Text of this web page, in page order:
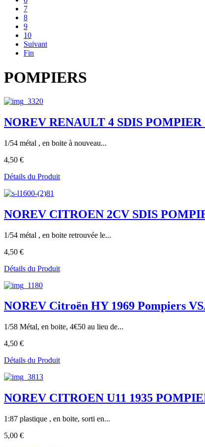
7
8
9
10
Suivant
Fin
POMPIERS
NOREV RENAULT 4 SDIS POMPIER
1/54 métal , en boite à nouveau...
4,50 €
Détails du Produit
NOREV CITROEN 2CV SDIS
1/54 métal , en boite retrouvée le...
4,50 €
Détails du Produit
NOREV Citroën HY 1969 Pompiers
1/58 Métal, en boite, 4€50 au lieu de...
4,50 €
Détails du Produit
NOREV CITROEN U11 1935
1:87 plastique , en boite, sorti en...
5,00 €